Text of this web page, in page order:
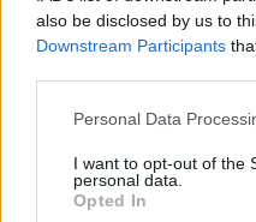
also be disclosed by us to
Downstream Participants
Personal Data
I want to opt-out of the
personal data.
Opted In
Žinios | Lietuvos diena
32 laipsnių šilumos
Žinios | Orai